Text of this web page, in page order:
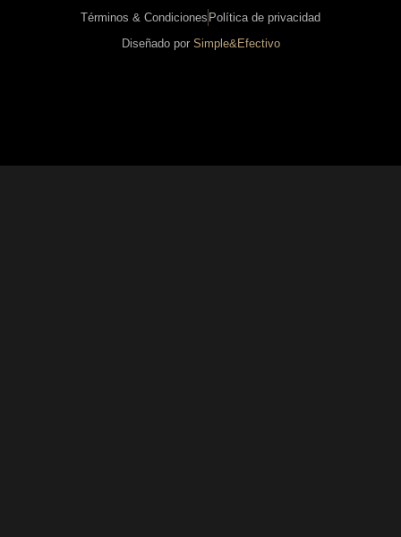
Términos & Condiciones Política de privacidad
Diseñado por Simple&Efectivo